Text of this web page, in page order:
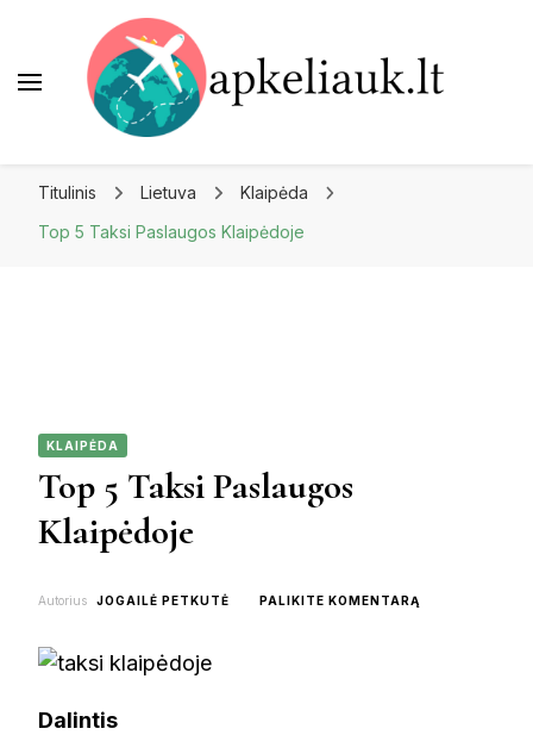
Titulinis Lietuva
Klaipėda
Top 5 Taksi Paslaugos Klaipėdoje
KLAIPĖDA
Top 5 Taksi Paslaugos
Klaipėdoje
Autorius JOGAILĖ PETKUTĖ PALIKITE KOMENTARĄ
Dalintis